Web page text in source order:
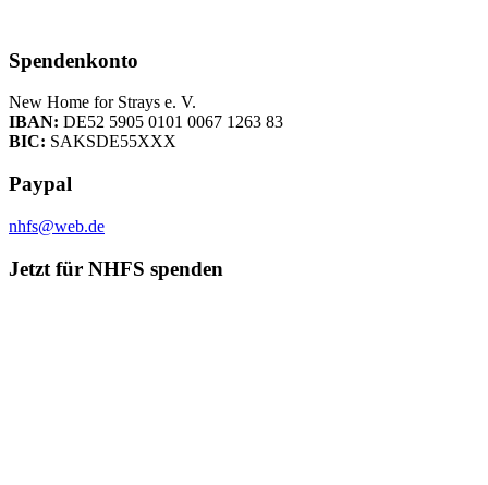
Spendenkonto
New Home for Strays e. V.
IBAN: DE52 5905 0101 0067 1263 83
BIC: SAKSDE55XXX
Paypal
nhfs@web.de
Jetzt für NHFS spenden